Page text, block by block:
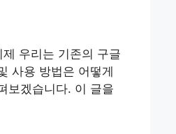
제 우리는 기존의 구글
사용 방법은 어떻게
보겠습니다. 이 글을